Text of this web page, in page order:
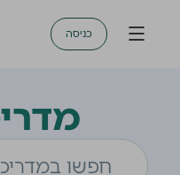
כניסה